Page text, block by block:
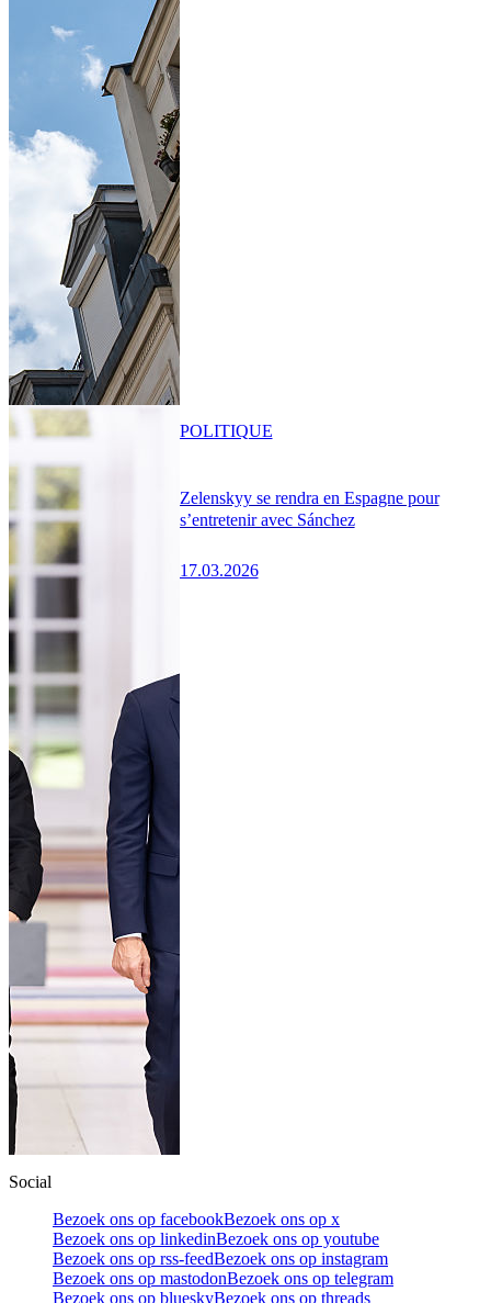
Zelenskyy se rendra en Espagne pour
s’entretenir avec Sánchez
17.03.2026
POLITIQUE
Social
Bezoek ons op facebookBezoek ons op x
Bezoek ons op linkedinBezoek ons op youtube
Bezoek ons op rss-feedBezoek ons op instagram
Bezoek ons op mastodonBezoek ons op telegram
Bezoek ons op blueskyBezoek ons op threads